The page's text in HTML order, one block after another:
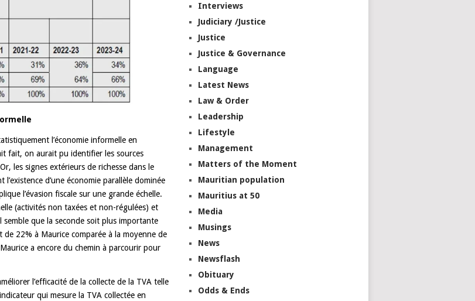
l’économie informelle en
fait, on aurait pu identifier les sources
les signes extérieurs de richesse dans le
d’une économie parallèle dominée
l’évasion fiscale sur une grande échelle.
(activités non taxées et non-régulées) et
semble que la seconde soit plus importante
22% à Maurice comparée à la moyenne de
a encore du chemin à parcourir pour
l’efficacité de la collecte de la TVA telle
qui mesure la TVA collectée en
Interviews
Judiciary /Justice
Justice
Justice & Governance
Language
Latest News
Law & Order
Leadership
Lifestyle
Management
Matters of the Moment
Mauritian population
Mauritius at 50
Media
Musings
News
Newsflash
Obituary
Odds & Ends